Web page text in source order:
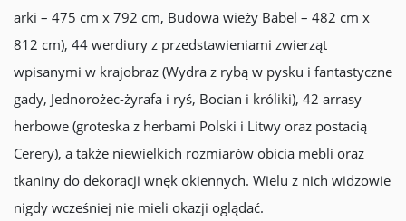
arki – 475 cm x 792 cm, Budowa wieży Babel – 482 cm x
812 cm), 44 werdiury z przedstawieniami zwierząt
wpisanymi w krajobraz (Wydra z rybą w pysku i fantastyczne
gady, Jednorożec-żyrafa i ryś, Bocian i króliki), 42 arrasy
herbowe (groteska z herbami Polski i Litwy oraz postacią
Cerery), a także niewielkich rozmiarów obicia mebli oraz
tkaniny do dekoracji wnęk okiennych. Wielu z nich widzowie
nigdy wcześniej nie mieli okazji oglądać.